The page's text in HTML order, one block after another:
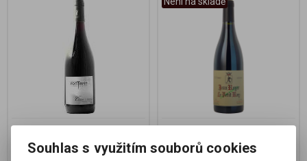
Souhlas s využitím souborů cookies